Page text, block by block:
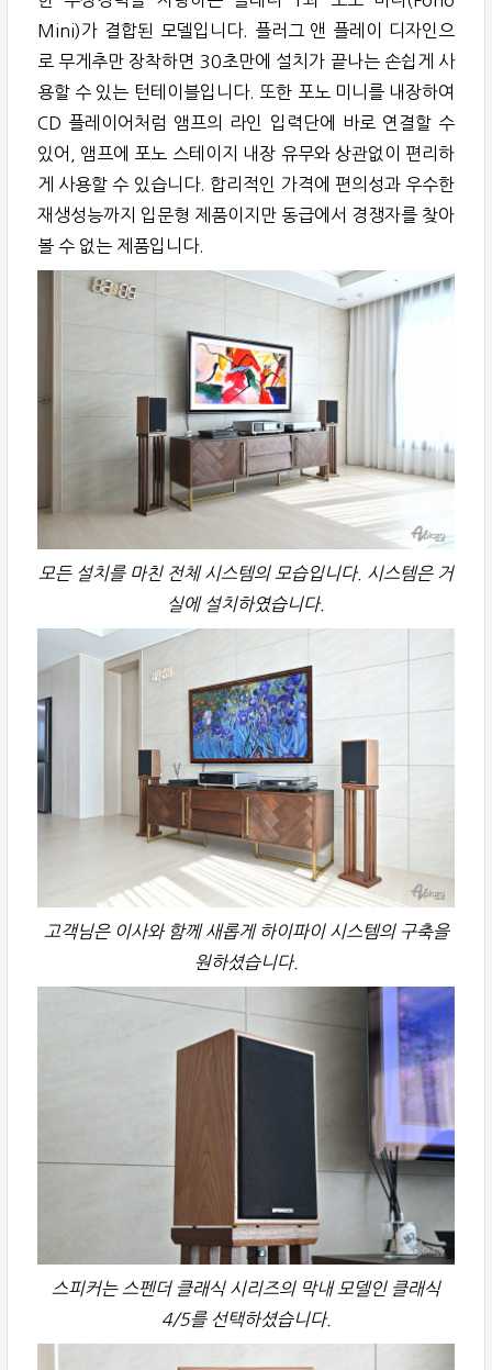
Mini)가 결합된 모델입니다. 플러그 앤 플레이 디자인으
로 무게추만 장착하면 30초만에 설치가 끝나는 손쉽게 사
용할 수 있는 턴테이블입니다. 또한 포노 미니를 내장하여
CD 플레이어처럼 앰프의 라인 입력단에 바로 연결할 수
있어, 앰프에 포노 스테이지 내장 유무와 상관없이 편리하
게 사용할 수 있습니다. 합리적인 가격에 편의성과 우수한
재생성능까지 입문형 제품이지만 동급에서 경쟁자를 찾아
볼 수 없는 제품입니다.
모든 설치를 마친 전체 시스템의 모습입니다. 시스템은 거
실에 설치하였습니다.
고객님은 이사와 함께 새롭게 하이파이 시스템의 구축을
원하셨습니다.
스피커는 스펜더 클래식 시리즈의 막내 모델인 클래식
4/5를 선택하셨습니다.